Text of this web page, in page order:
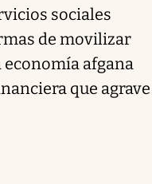
sociales
de movilizar
afgana
que agrave